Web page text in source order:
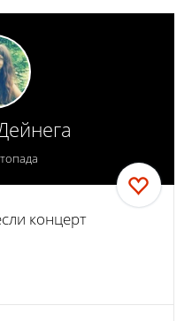
концерт